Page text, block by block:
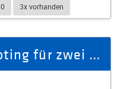
0 3x vorhanden
Elefanten-Fotoshooting für zwei Personen